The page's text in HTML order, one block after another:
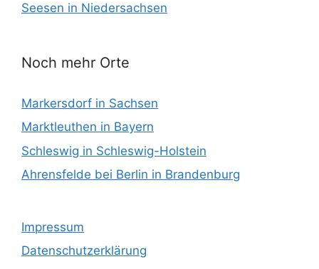
Seesen in Niedersachsen
Noch mehr Orte
Markersdorf in Sachsen
Marktleuthen in Bayern
Schleswig in Schleswig-Holstein
Ahrensfelde bei Berlin in Brandenburg
Impressum
Datenschutzerklärung